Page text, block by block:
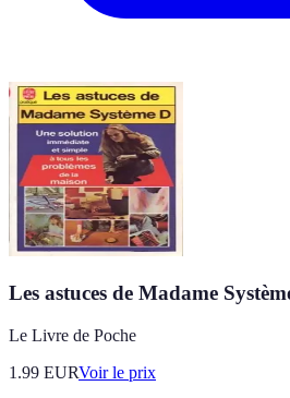
Les astuces de Madame
Le Livre de Poche
1.99 EURVoir le prix